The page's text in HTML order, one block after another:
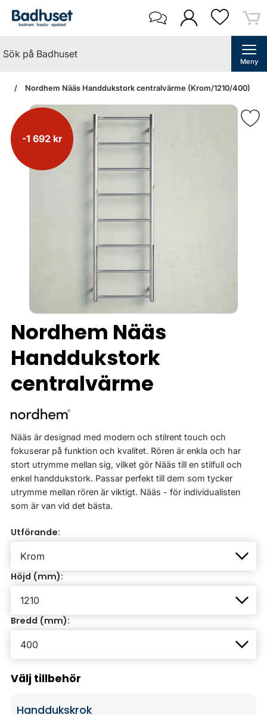
Meny
Nordhem Nääs Handdukstork centralvärme (Krom/1210/400)
-1 692 kr
Nordhem Nääs
Handdukstork
centralvärme
Nääs är designad med modern och stilrent touch och
fokuserar på funktion och kvalitet. Rören är enkla och har
stort utrymme mellan sig, vilket gör Nääs till en stilfull och
enkel handdukstork. Passar perfekt till dem som tycker
utrymme mellan rören är viktigt. Nääs - för individualisten
som är van vid det bästa.
Utförande:
Höjd (mm):
Bredd (mm):
Välj tillbehör
Handdukskrok